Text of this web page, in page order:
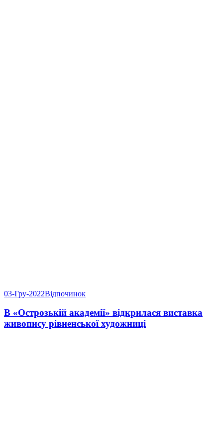
03-Гру-2022Відпочинок
В «Острозькій академії» відкрилася виставка
живопису рівненської художниці